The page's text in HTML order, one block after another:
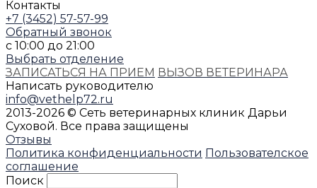
Контакты
+7 (3452) 57-57-99
Обратный звонок
с 10:00 до 21:00
Выбрать отделение
ЗАПИСАТЬСЯ НА ПРИЕМ ВЫЗОВ ВЕТЕРИНАРА
Написать руководителю
info@vethelp72.ru
2013-2026 © Сеть ветеринарных клиник Дарьи
Суховой. Все права защищены
Отзывы
Политика конфиденциальности Пользователское
соглашение
Поиск